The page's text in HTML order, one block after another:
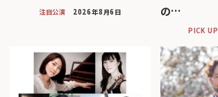
注目公演 2026年8月6日
の…
PICK UP